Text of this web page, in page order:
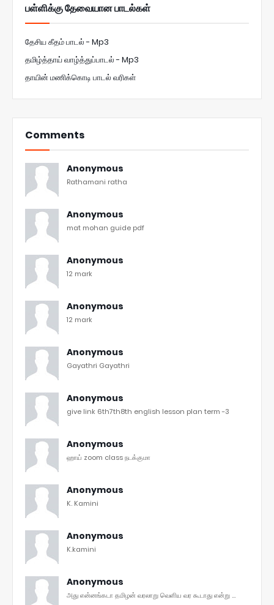
பள்ளிக்கு தேவையான பாடல்கள்
தேசிய கீதம் பாடல் - Mp3
தமிழ்த்தாய் வாழ்த்துப்பாடல் - Mp3
தாயின் மணிக்கொடி பாடல் வரிகள்
Comments
Anonymous
Rathamani ratha
Anonymous
mat mohan guide pdf
Anonymous
12 mark
Anonymous
12 mark
Anonymous
Gayathri Gayathri
Anonymous
give link 6th7th8th english lesson plan term -3
Anonymous
ஹாய் zoom class நடக்குமா
Anonymous
K. Kamini
Anonymous
K.kamini
Anonymous
அது என்னங்கடா தமிழன் வரலாறு வெளிய வர கூடாது என்று ...